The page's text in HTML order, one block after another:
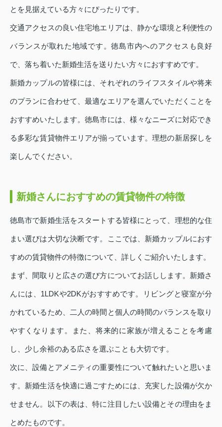
とを見据えている方々にぴったりです。
交通アクセスの良い住宅地エリアは、静かな環境と利便性の
バランスが取れた地域です。徳島市内へのアクセスも良好
で、落ち着いた新婚生活を送りたい方々におすすめです。
新婚カップルの皆様には、それぞれのライフスタイルや将来
のプランに合わせて、最適なエリアを選んでいただくことを
おすすめいたします。徳島市には、様々なニーズに対応でき
る多彩な賃貸物件エリアが揃っています。理想の新居探しを
楽しんでください。
新婚さんにおすすめの賃貸物件の特徴
徳島市で新婚生活をスタートする皆様にとって、理想的な住
まい選びは大切な決断です。ここでは、新婚カップルにおす
すめの賃貸物件の特徴について、詳しくご紹介いたします。
まず、間取りと広さの選び方についてお話しします。新婚さ
んには、1LDKや2DKがおすすめです。リビングと寝室が分
かれているため、二人の時間と個人の時間のバランスを取り
やすくなります。また、将来的に家族が増えることを考慮
し、少し余裕のある広さを選ぶことも大切です。
次に、設備とアメニティの重要性について触れたいと思いま
す。新婚生活を快適に過ごすためには、充実した設備が欠か
せません。以下の表は、特に注目したい設備とその理由をま
とめたものです。